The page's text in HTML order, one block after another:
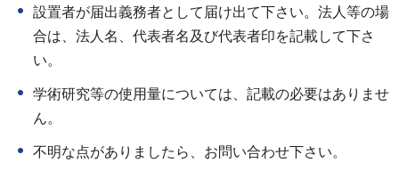
設置者が届出義務者として届け出て下さい。法人等の場
合は、法人名、代表者名及び代表者印を記載して下さ
い。
学術研究等の使用量については、記載の必要はありませ
ん。
不明な点がありましたら、お問い合わせ下さい。